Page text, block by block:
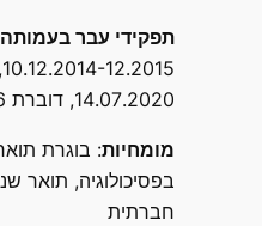
תפקידי עבר בעמותה
14.07.2020, דוברת 10.12.2014-13.8.2016
מומחיות
חברתית